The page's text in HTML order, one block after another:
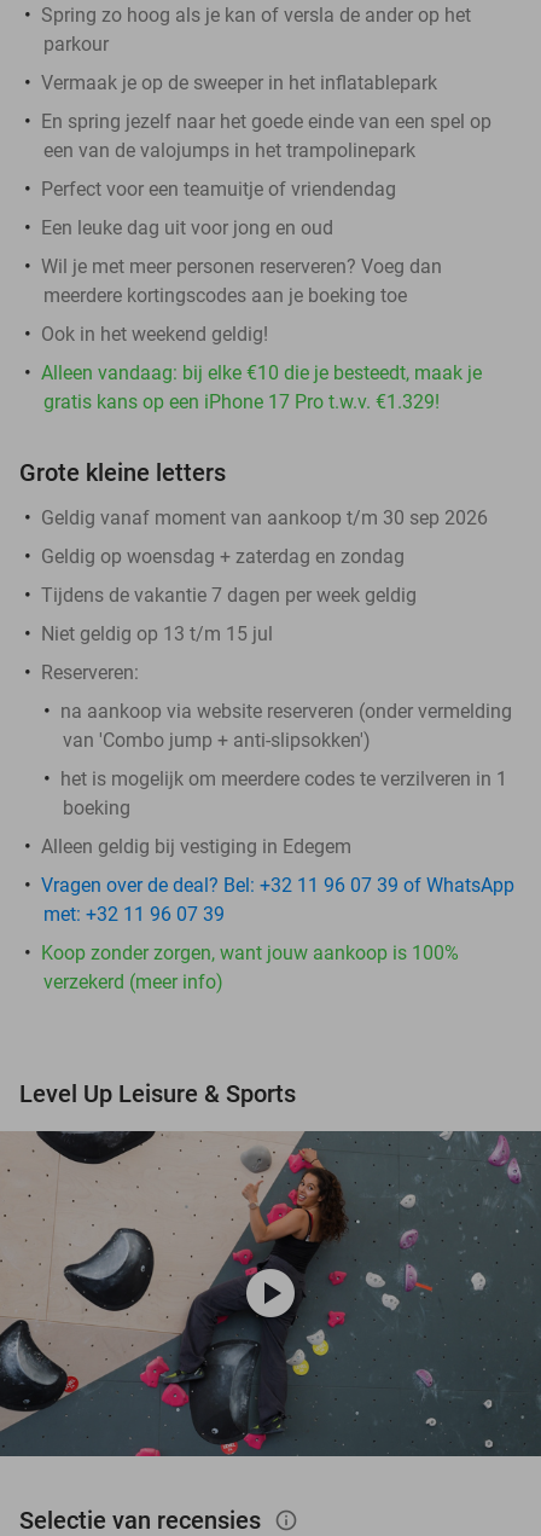
Spring zo hoog als je kan of versla de ander op het
parkour
Vermaak je op de sweeper in het inflatablepark
En spring jezelf naar het goede einde van een spel op
een van de valojumps in het trampolinepark
Perfect voor een teamuitje of vriendendag
Een leuke dag uit voor jong en oud
Wil je met meer personen reserveren? Voeg dan
meerdere kortingscodes aan je boeking toe
Ook in het weekend geldig!
Alleen vandaag: bij elke €10 die je besteedt, maak je
gratis kans op een iPhone 17 Pro t.w.v. €1.329!
Grote kleine letters
Geldig vanaf moment van aankoop t/m 30 sep 2026
Geldig op woensdag + zaterdag en zondag
Tijdens de vakantie 7 dagen per week geldig
Niet geldig op 13 t/m 15 jul
Reserveren:
na aankoop via website reserveren (onder vermelding
van 'Combo jump + anti-slipsokken')
het is mogelijk om meerdere codes te verzilveren in 1
boeking
Alleen geldig bij vestiging in Edegem
Vragen over de deal? Bel: +32 11 96 07 39 of WhatsApp
met: +32 11 96 07 39
Koop zonder zorgen, want jouw aankoop is 100%
verzekerd (meer info)
Level Up Leisure & Sports
play_circle
Selectie van recensies info_outlined